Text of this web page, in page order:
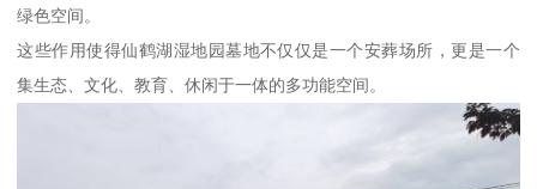
绿色空间。
这些作用使得仙鹤湖湿地园墓地不仅仅是一个安葬场所，更是一个
集生态、文化、教育、休闲于一体的多功能空间。